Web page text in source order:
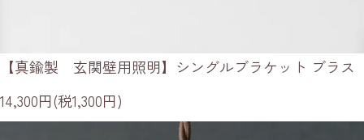
【真鍮製 玄関壁用照明】シングルブラケット ブラス
14,300円(税1,300円)